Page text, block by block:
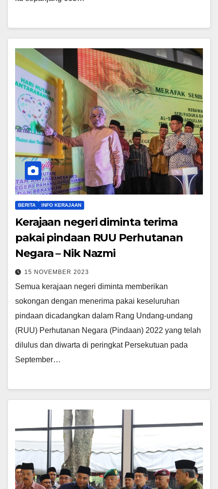
BERITA INFO KERAJAAN
Kerajaan negeri diminta terima
pakai pindaan RUU Perhutanan
Negara – Nik Nazmi
15 NOVEMBER 2023
Semua kerajaan negeri diminta memberikan
sokongan dengan menerima pakai keseluruhan
pindaan dicadangkan dalam Rang Undang-undang
(RUU) Perhutanan Negara (Pindaan) 2022 yang telah
dilulus dan diwarta di peringkat Persekutuan pada
September…